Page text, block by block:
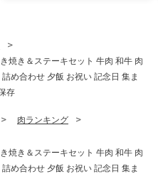
焼き＆ステーキセット 牛肉 和牛 肉
め合わせ 夕飯 お祝い 記念日 集ま
存
肉ランキング
焼き＆ステーキセット 牛肉 和牛 肉
め合わせ 夕飯 お祝い 記念日 集ま